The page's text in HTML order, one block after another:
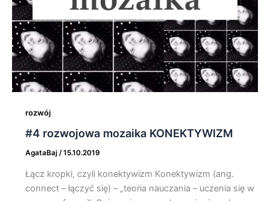
rozwój
#4 rozwojowa mozaika KONEKTYWIZM
AgataBaj /15.10.2019
Łącz kropki, czyli konektywizm Konektywizm (ang.
connect – łączyć się) – „teoria nauczania – uczenia się w